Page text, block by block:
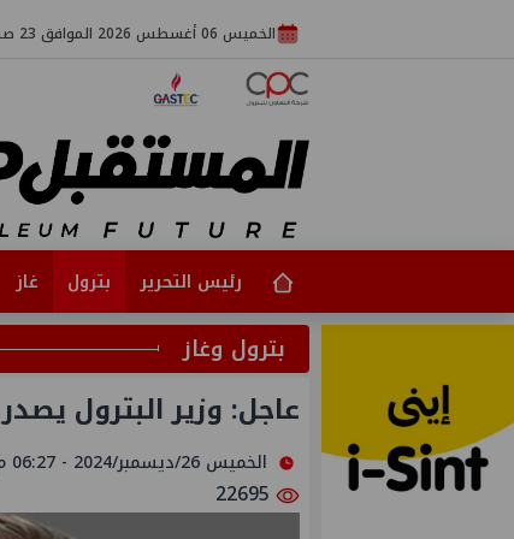
الخميس 06 أغسطس 2026 الموافق 23 صفر 1448
رئيس التحرير بترول غاز
بترول وغاز
عاجل: وزير البترول
الخميس 26/ديسمبر/2024 - 06:27 م